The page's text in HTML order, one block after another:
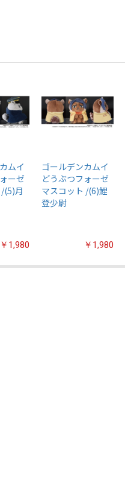
ムイ
ーゼ
(5)月
￥1,980
ゴールデンカムイ
どうぶつフォーゼ
マスコット /(6)鯉
登少尉
￥1,980